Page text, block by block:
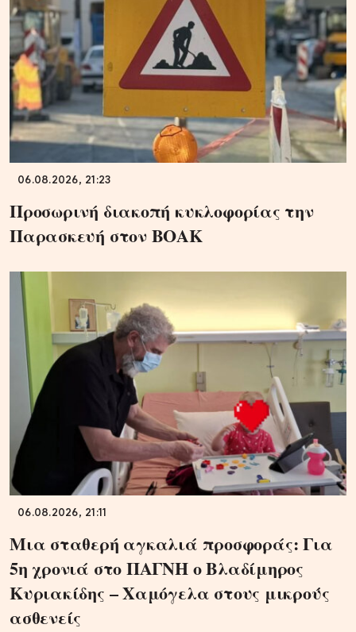
06.08.2026, 21:23
Προσωρινή διακοπή κυκλοφορίας την
Παρασκευή στον ΒΟΑΚ
06.08.2026, 21:11
Μια σταθερή αγκαλιά προσφοράς: Για
5η χρονιά στο ΠΑΓΝΗ ο Βλαδίμηρος
Κυριακίδης – Χαμόγελα στους μικρούς
ασθενείς